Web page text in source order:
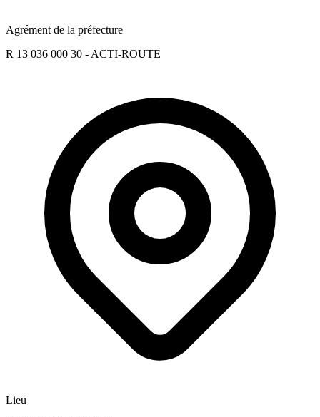
Agrément de la préfecture
R 13 036 000 30 - ACTI-ROUTE
Lieu